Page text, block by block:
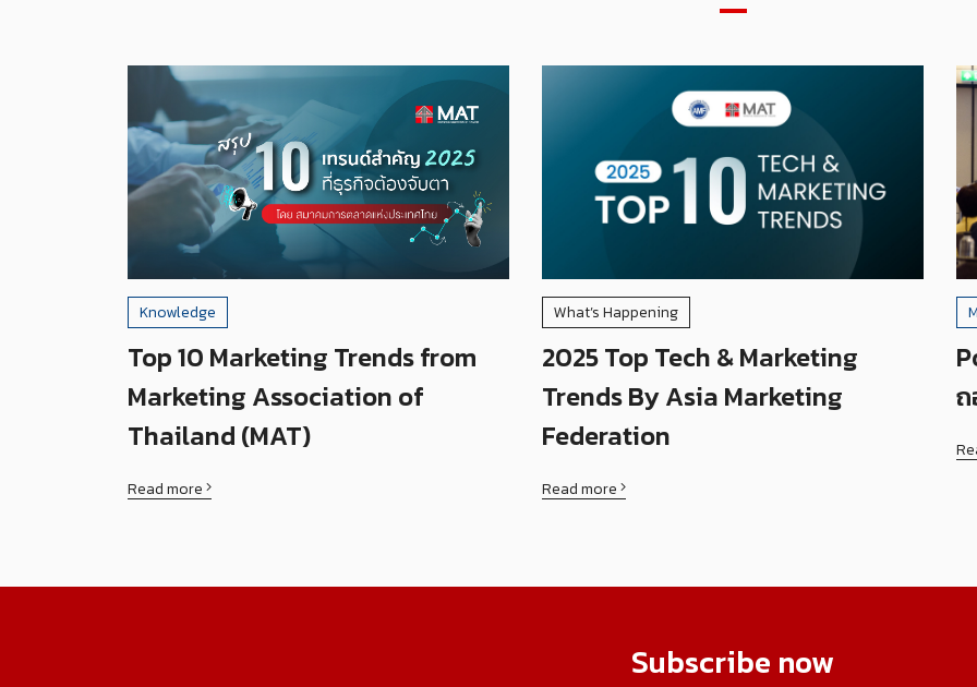
Knowledge
Top 10 Marketing Trends from
Marketing Association of
Thailand (MAT)
Read more
What’s Happening
2025 Top Tech & Marketing
Trends By Asia Marketing
Federation
Read more
Subscribe now